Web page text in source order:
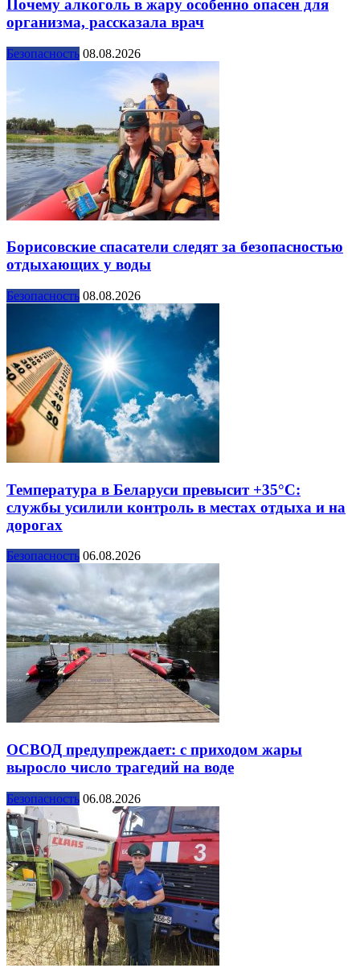
Почему алкоголь в жару особенно опасен для
организма, рассказала врач
Безопасность 08.08.2026
Борисовские спасатели следят за безопасностью
отдыхающих у воды
Безопасность 08.08.2026
Температура в Беларуси превысит +35°С:
службы усилили контроль в местах отдыха и на
дорогах
Безопасность 06.08.2026
ОСВОД предупреждает: с приходом жары
выросло число трагедий на воде
Безопасность 06.08.2026